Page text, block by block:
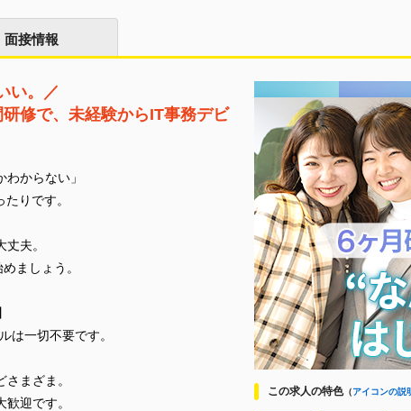
面接情報
この求人の特色（アイコンの説
い。／
修で、未経験からIT事務デビ
からない」
りです。
夫。
ましょう。
は一切不要です。
まざま。
迎です。